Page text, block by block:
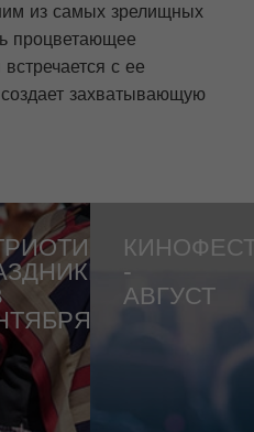
из самых зрелищных
процветающее
с ее
захватывающую
-
АВГУСТ